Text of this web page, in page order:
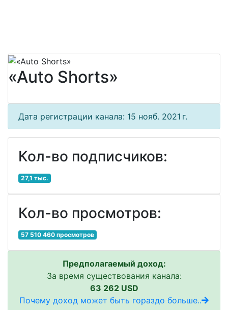
«Auto Shorts»
Дата регистрации канала: 15 нояб. 2021 г.
Кол-во подписчиков:
27,1 тыс.
Кол-во просмотров:
57 510 460 просмотров
Предполагаемый доход:
За время существования канала:
63 262 USD
Почему доход может быть гораздо больше..